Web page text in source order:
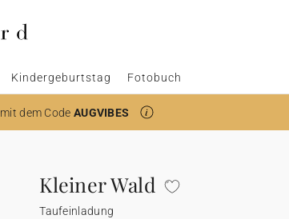
Kindergeburtstag Fotobuch
mit dem Code AUGVIBES
Kleiner Wald
Taufeinladung